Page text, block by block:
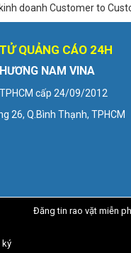
doanh Customer to
QUẢNG CÁO 24H
NAM VINA
cấp 24/09/2012
26, Q.Bình Thạnh, TPHCM
Đăng tin rao vặt miễn
ký